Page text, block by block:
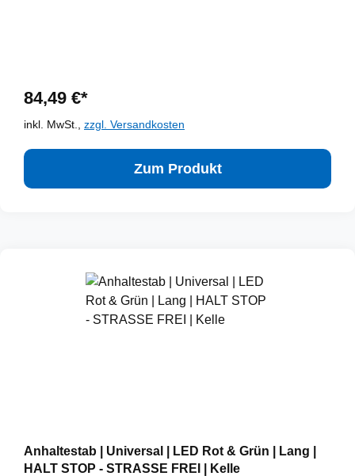
84,49 €*
inkl. MwSt., zzgl. Versandkosten
Zum Produkt
Anhaltestab | Universal | LED Rot & Grün | Lang |
HALT STOP - STRASSE FREI | Kelle